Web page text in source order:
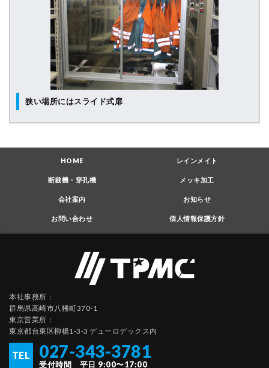
狭い場所にはスライド式扉
HOME レインメイト
断裁機・穿孔機 メッキ加工
会社案内 お知らせ
お問い合わせ 個人情報保護方針
本社事務所：
群馬県高崎市八幡町370-1
東京営業所：
東京都台東区柳橋1-3-3 デューロデックス内
TEL 027-343-3781
受付時間 平日 9:00〜17:00